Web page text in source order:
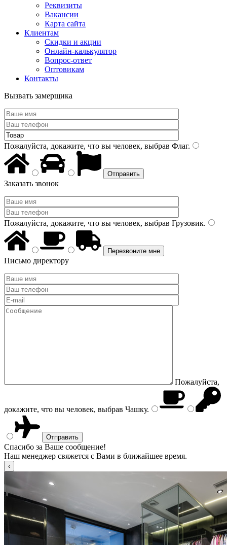
Реквизиты
Вакансии
Карта сайта
Клиентам
Скидки и акции
Онлайн-калькулятор
Вопрос-ответ
Оптовикам
Контакты
Вызвать замерщика
Пожалуйста, докажите, что вы человек, выбрав Флаг.
Заказать звонок
Пожалуйста, докажите, что вы человек, выбрав Грузовик.
Письмо директору
Пожалуйста,
докажите, что вы человек, выбрав Чашку.
Спасибо за Ваше сообщение!
Наш менеджер свяжется с Вами в ближайшее время.